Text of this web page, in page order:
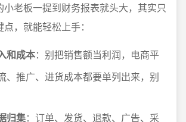
小老板一提到财务报表就头大，其实只
，就能轻松上手：
和成本：别把销售额当利润，电商平
、推广、进货成本都要单列出来，别
归集：订单、发货、退款、广告、采